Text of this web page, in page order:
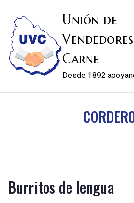
Unión de
Carne
Desde 1892
Burritos de lengua